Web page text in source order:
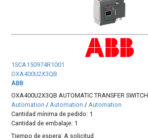
1SCA150974R1001
OXA400U2X3QB
ABB
OXA400U2X3QB AUTOMATIC TRANSFER SWITCH
Automation /Automation /Automation
Cantidad mínima de pedido: 1
Cantidad de embalaje: 1
Tiempo de espera: A solicitud